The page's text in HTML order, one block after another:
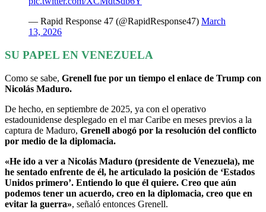
— Rapid Response 47 (@RapidResponse47) March
13, 2026
SU PAPEL EN VENEZUELA
Como se sabe, Grenell fue por un tiempo el enlace de Trump con
Nicolás Maduro.
De hecho, en septiembre de 2025, ya con el operativo
estadounidense desplegado en el mar Caribe en meses previos a la
captura de Maduro, Grenell abogó por la resolución del conflicto
por medio de la diplomacia.
«He ido a ver a Nicolás Maduro (presidente de Venezuela), me
he sentado enfrente de él, he articulado la posición de ‘Estados
Unidos primero’. Entiendo lo que él quiere. Creo que aún
podemos tener un acuerdo, creo en la diplomacia, creo que en
evitar la guerra», señaló entonces Grenell.